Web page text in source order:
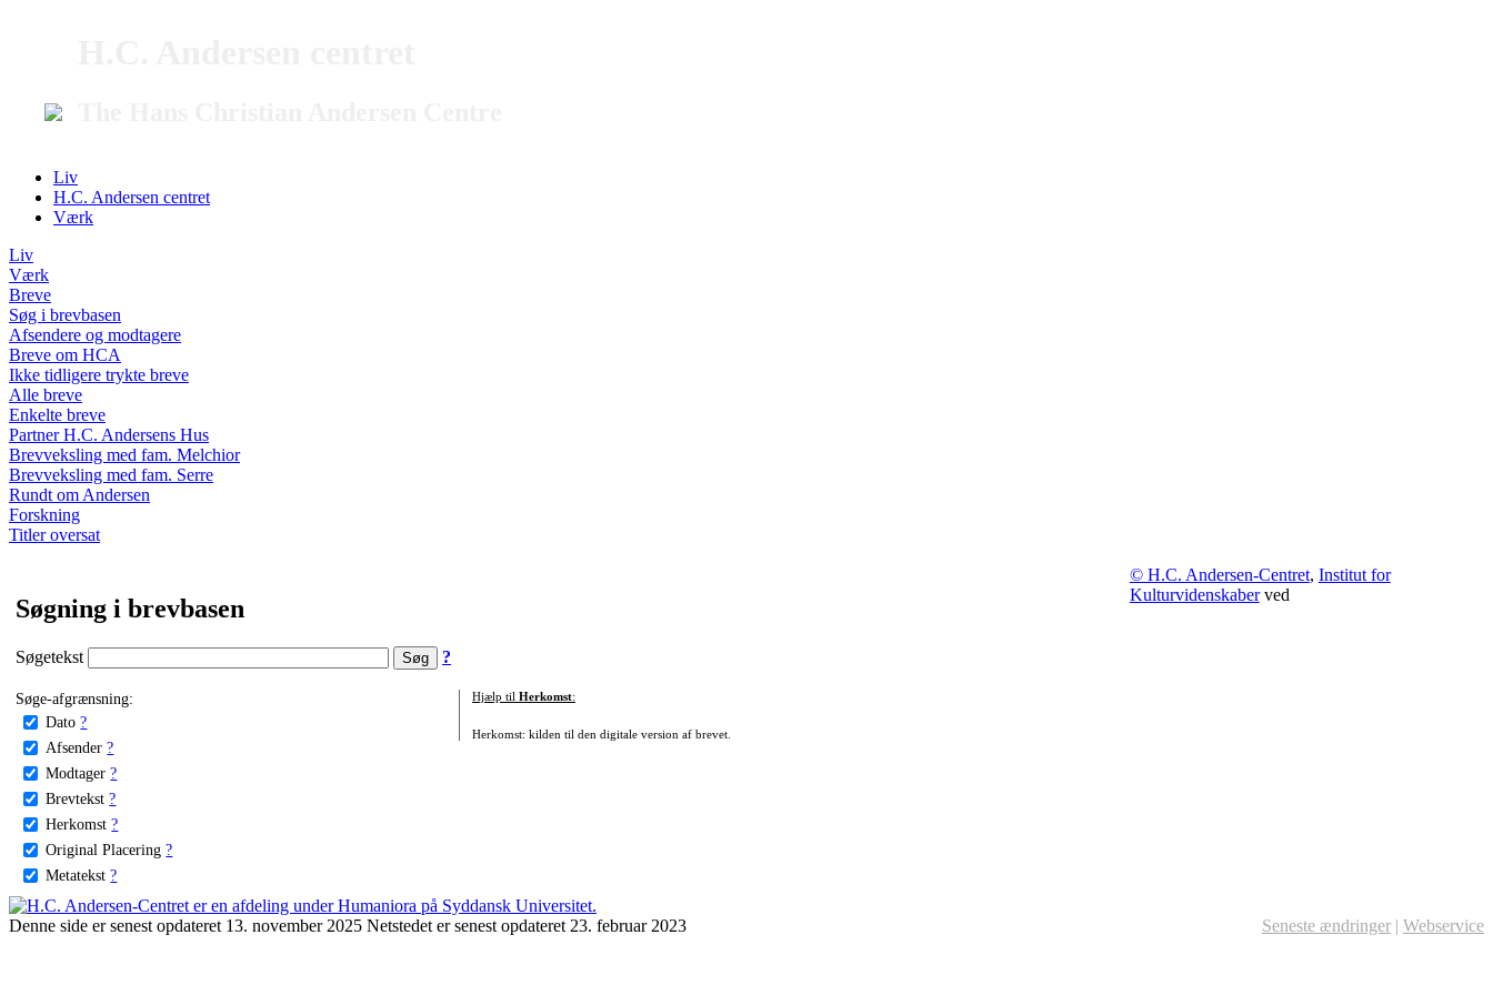
Liv
H.C. Andersen centret
Værk
Liv
Værk
Breve
Søg i brevbasen
Afsendere og modtagere
Breve om HCA
Ikke tidligere trykte breve
Alle breve
Enkelte breve
Partner H.C. Andersens Hus
Brevveksling med fam. Melchior
Brevveksling med fam. Serre
Rundt om Andersen
Forskning
Titler oversat
Søgning i brevbasen
Søgetekst ?
Søge-afgrænsning:
Dato ?
Afsender ?
Modtager ?
Brevtekst ?
Herkomst ?
Original Placering ?
Metatekst ?
Hjælp til Herkomst:
Herkomst: kilden til den digitale version af brevet.
© H.C. Andersen-Centret, Institut for
Kulturvidenskaberved
Denne side er senest opdateret 13. november 2025 Netstedet er senest opdateret 23. februar 2023 Seneste ændringer | Webservice